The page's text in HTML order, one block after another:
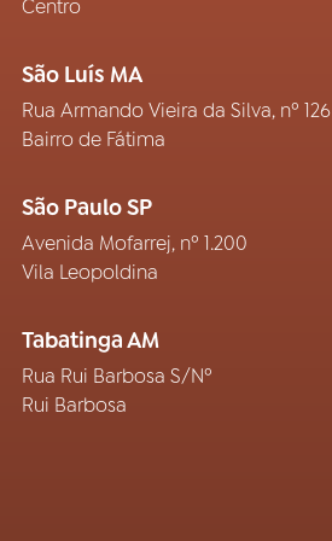
Centro
São Luís MA
Rua Armando Vieira da Silva, nº 126
Bairro de Fátima
São Paulo SP
Avenida Mofarrej, nº 1.200
Vila Leopoldina
Tabatinga AM
Rua Rui Barbosa S/Nº
Rui Barbosa